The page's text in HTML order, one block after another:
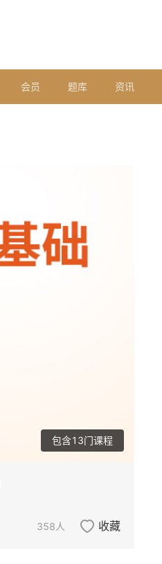
会员 题库 资讯
包含13门课程
358 人 收藏